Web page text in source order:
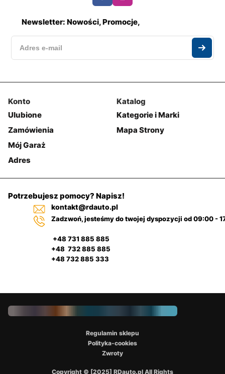
Newsletter: Nowości, Promocje,
Konto
Ulubione
Zamówienia
Mój Garaż
Adres
Katalog
Kategorie i Marki
Mapa Strony
Potrzebujesz pomocy? Napisz!
kontakt@rdauto.pl
Zadzwoń, jesteśmy do twojej dyspozycji od 09:00 -
+48 731 885 885
+48 732 885 885
+48 732 885 333
Copyright © [2025] RDauto.pl All Rights
Regulamin sklepu
Polityka-cookies
Zwroty